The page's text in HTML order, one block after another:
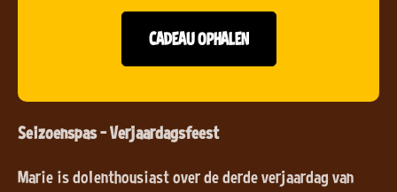
CADEAU OPHALEN
Seizoenspas - Verjaardagsfeest
Marie is dolenthousiast over de derde verjaardag van